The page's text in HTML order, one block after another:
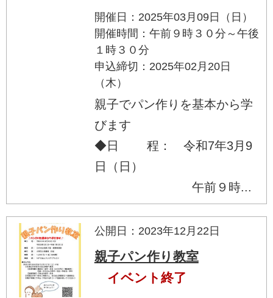
開催日：2025年03月09日（日）
開催時間：午前９時３０分～午後
１時３０分
申込締切：2025年02月20日
（木）
親子でパン作りを基本から学
びます
◆日 程： 令和7年3月9
日（日）
午前９時...
公開日：2023年12月22日
親子パン作り教室
イベント終了